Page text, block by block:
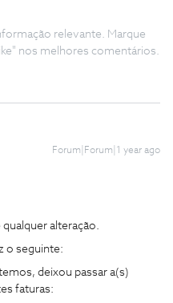
relevante. Marque
nos melhores comentários.
Forum|Forum|1 year ago
alteração.
o seguinte:
deixou passar a(s)
faturas: